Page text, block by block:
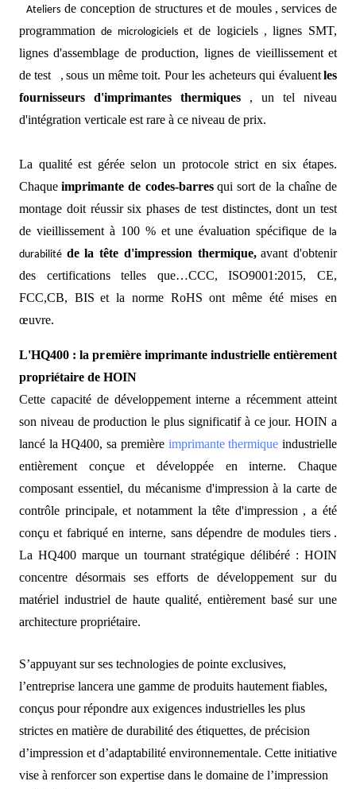
Ateliers de conception de structures et de moules , services de
programmationde micrologiciels et de logiciels , lignes SMT,
lignes d'assemblage de production, lignes de vieillissement et
de test
, sous un même toit. Pour les acheteurs qui évaluent les
fournisseurs d'imprimantes thermiques
, un tel niveau
d'intégration verticale est rare à ce niveau de prix.
La qualité est gérée selon un protocole strict en six étapes.
Chaque imprimante de codes-barres qui sort de la chaîne de
montage doit réussir six phases de test distinctes, dont un test
de vieillissement à 100 % et une évaluation spécifique de la
durabilité de la tête d'impression thermique, avant d'obtenir
des certifications telles que…CCC,ISO9001:2015, CE,
FCC,CB, BIS et la norme RoHS ont même été mises en
œuvre.
L'HQ400 : la première imprimante industrielle entièrement
propriétaire de HOIN
Cette capacité de développement interne a récemment atteint
son niveau de production le plus significatif à ce jour. HOIN a
lancé la HQ400, sa première imprimante thermique industrielle
entièrement conçue et développée en interne. Chaque
composant essentiel, du mécanisme d'impression à la carte de
contrôle principale, et notamment la tête d'impression , a été
conçu et fabriqué en interne, sans dépendre de modules tiers .
La HQ400 marque un tournant stratégique délibéré : HOIN
concentre désormais ses efforts de développement sur du
matériel industriel de haute qualité, entièrement basé sur une
architecture propriétaire.
S’appuyant sur ses technologies de pointe exclusives,
l’entreprise lancera une gamme de produits hautement fiables,
conçus pour répondre aux exigences industrielles les plus
strictes en matière de durabilité des étiquettes, de précision
d’impression et d’adaptabilité environnementale. Cette initiative
vise à renforcer son expertise dans le domaine de l’impression